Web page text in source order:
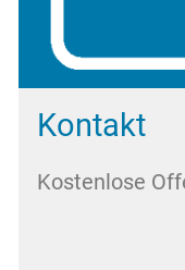
Kontakt
Kostenlose